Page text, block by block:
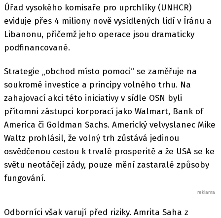
Úřad vysokého komisaře pro uprchlíky (UNHCR)
eviduje přes 4 miliony nově vysídlených lidí v Íránu a
Libanonu, přičemž jeho operace jsou dramaticky
podfinancované.
Strategie „obchod místo pomoci“ se zaměřuje na
soukromé investice a principy volného trhu. Na
zahajovací akci této iniciativy v sídle OSN byli
přítomni zástupci korporací jako Walmart, Bank of
America či Goldman Sachs. Americký velvyslanec Mike
Waltz prohlásil, že volný trh zůstává jedinou
osvědčenou cestou k trvalé prosperitě a že USA se ke
světu neotáčejí zády, pouze mění zastaralé způsoby
fungování.
Odborníci však varují před riziky. Amrita Saha z